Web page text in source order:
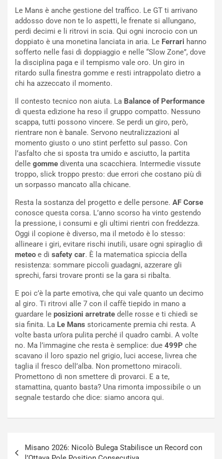
Le Mans è anche gestione del traffico. Le GT ti arrivano
addosso dove non te lo aspetti, le frenate si allungano,
perdi decimi e li ritrovi in scia. Qui ogni incrocio con un
doppiato è una monetina lanciata in aria. Le Ferrari hanno
sofferto nelle fasi di doppiaggio e nelle “Slow Zone”, dove
la disciplina paga e il tempismo vale oro. Un giro in
ritardo sulla finestra gomme e resti intrappolato dietro a
chi ha azzeccato il momento.
Il contesto tecnico non aiuta. La Balance of Performance
di questa edizione ha reso il gruppo compatto. Nessuno
scappa, tutti possono vincere. Se perdi un giro, però,
rientrare non è banale. Servono neutralizzazioni al
momento giusto o uno stint perfetto sul passo. Con
l’asfalto che si sposta tra umido e asciutto, la partita
delle gomme diventa una scacchiera. Intermedie vissute
troppo, slick troppo presto: due errori che costano più di
un sorpasso mancato alla chicane.
Resta la sostanza del progetto e delle persone. AF Corse
conosce questa corsa. L’anno scorso ha vinto gestendo
la pressione, i consumi e gli ultimi rientri con freddezza.
Oggi il copione è diverso, ma il metodo è lo stesso:
allineare i giri, evitare rischi inutili, usare ogni spiraglio di
meteo e di safety car. È la matematica spiccia della
resistenza: sommare piccoli guadagni, azzerare gli
sprechi, farsi trovare pronti se la gara si ribalta.
E poi c’è la parte emotiva, che qui vale quanto un decimo
al giro. Ti ritrovi alle 7 con il caffè tiepido in mano a
guardare le posizioni arretrate delle rosse e ti chiedi se
sia finita. La Le Mans storicamente premia chi resta. A
volte basta un’ora pulita perché il quadro cambi. A volte
no. Ma l’immagine che resta è semplice: due 499P che
scavano il loro spazio nel grigio, luci accese, livrea che
taglia il fresco dell’alba. Non promettono miracoli.
Promettono di non smettere di provarci. E a te,
stamattina, quanto basta? Una rimonta impossibile o un
segnale testardo che dice: siamo ancora qui.
articoli
Misano 2026: Nicolò Bulega Stabilisce un Record con
u
n
g
o
m
a
C
o
m
p
u
o
d
a
u
S
U
V
E
e
c
a
o
N
o
n
P
G
P
d
e
B
a
h
a
n
a
F
A
m
e
n
s
c
e
a
C
o
s
a
N
o
u
S